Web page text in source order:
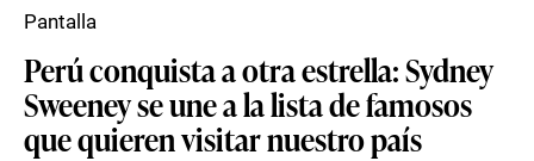
Perú conquista a otra estrella: Sydney
Sweeney se une a la lista de famosos
que quieren visitar nuestro país
Pantalla